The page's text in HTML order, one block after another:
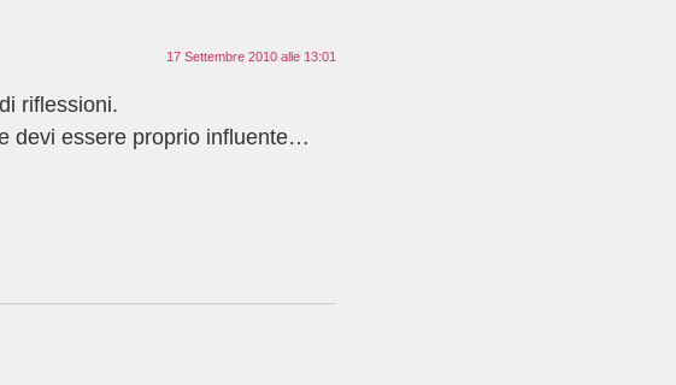
17 Settembre 2010 alle 13:01
riflessioni.
devi essere proprio influente…